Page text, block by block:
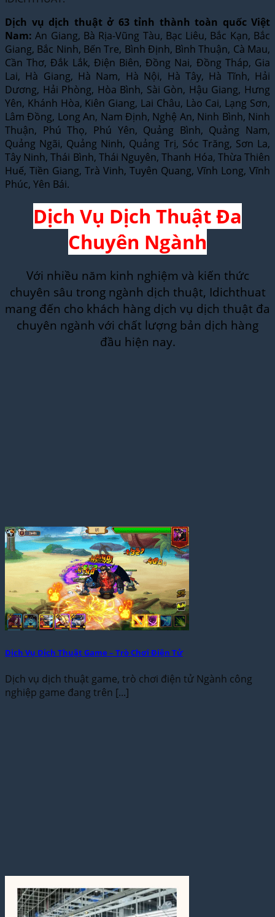
Dịch vụ dịch thuật ở 63 tỉnh thành toàn quốc Việt
Nam: An Giang, Bà Rịa-Vũng Tàu, Bạc Liêu, Bắc Kạn, Bắc
Giang, Bắc Ninh, Bến Tre, Bình Định, Bình Thuận, Cà Mau,
Cần Thơ, Đắk Lắk, Điện Biên, Đồng Nai, Đồng Tháp, Gia
Lai, Hà Giang, Hà Nam, Hà Nội, Hà Tây, Hà Tĩnh, Hải
Dương, Hải Phòng, Hòa Bình, Sài Gòn, Hậu Giang, Hưng
Yên, Khánh Hòa, Kiên Giang, Lai Châu, Lào Cai, Lạng Sơn,
Lâm Đồng, Long An, Nam Định, Nghệ An, Ninh Bình, Ninh
Thuận, Phú Thọ, Phú Yên, Quảng Bình, Quảng Nam,
Quảng Ngãi, Quảng Ninh, Quảng Trị, Sóc Trăng, Sơn La,
Tây Ninh, Thái Bình, Thái Nguyên, Thanh Hóa, Thừa Thiên
Huế, Tiền Giang, Trà Vinh, Tuyên Quang, Vĩnh Long, Vĩnh
Phúc, Yên Bái.
Dịch Vụ Dịch Thuật Đa
Chuyên Ngành
Với nhiều năm kinh nghiệm và kiến thức
chuyên sâu trong ngành dịch thuật, Idichthuat
mang đến cho khách hàng dịch vụ dịch thuật đa
chuyên ngành với chất lượng bản dịch hàng
đầu hiện nay.
Dịch Vụ Dịch Thuật Game – Trò Chơi Điện Tử
Dịch vụ dịch thuật game, trò chơi điện tử Ngành công
nghiệp game đang trên [...]